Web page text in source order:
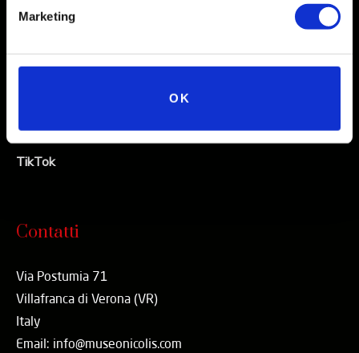
Marketing
OK
Instagram
X
Youtube
TikTok
Contatti
Via Postumia 71
Villafranca di Verona (VR)
Italy
Email: info@museonicolis.com